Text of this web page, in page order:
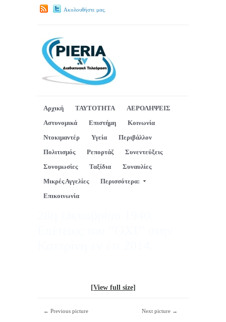
Ακολουθήστε μας.
Αρχική ΤΑΥΤΟΤΗΤΑ
ΑΕΡΟΛΗΨΕΙΣ
Αστυνομικά
Επιστήμη
Κοινωνία
Ντοκιμαντέρ
Υγεία
Περιβάλλον
Πολιτισμός
Ρεπορτάζ
Συνεντεύξεις
Συνομωσίες
Ταξίδια
Συναυλίες
Μικρές Αγγελίες
Περισσότερα:
Επικοινωνία
[View full size]
← Previous picture Next picture →